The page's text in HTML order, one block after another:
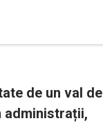
de un val de
administrații,